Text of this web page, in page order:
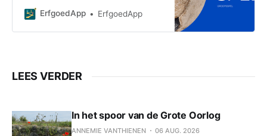
met een sportzak vol materiaal en
ErfgoedApp ErfgoedApp
LEES VERDER
In het spoor van de Grote Oorlog
ANNEMIE VANTHIENEN 06 AUG. 2026